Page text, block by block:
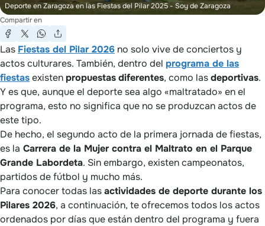
Deporte en Zaragoza en las Fiestas del Pilar 2025 - Soy de Zaragoza
Compartir en
Las Fiestas del Pilar 2026 no solo vive de conciertos y
actos culturares. También, dentro del programa de las
fiestasexistenpropuestasdiferentes, como lasdeportivas.
Y es que, aunque el deporte sea algo «maltratado» en el
programa, esto no significa que no se produzcan actos de
este tipo.
De hecho, el segundo acto de la primera jornada de fiestas,
es la Carrera de la Mujer contra el Maltrato en el Parque
Grande Labordeta. Sin embargo, existen campeonatos,
partidos de fútbol y mucho más.
Para conocer todas lasactividades de deporte durante los
Pilares 2026, a continuación, te ofrecemos todos los actos
ordenados por días que están dentro del programa y fuera